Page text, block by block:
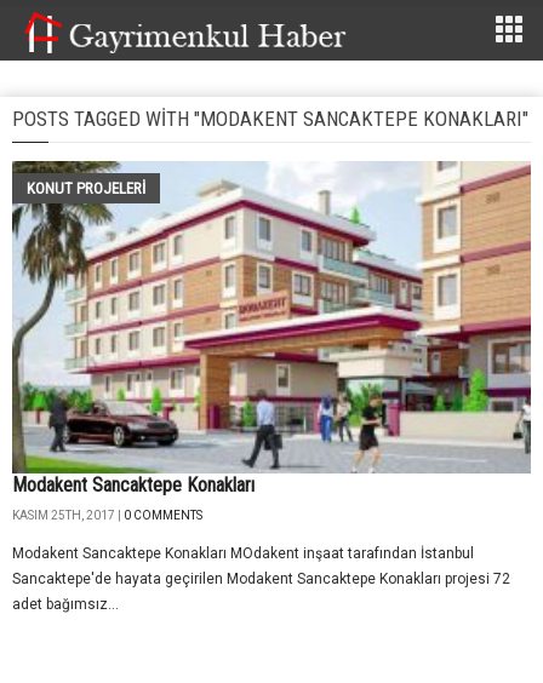
POSTS TAGGED WITH "MODAKENT SANCAKTEPE KONAKLARI"
KONUT PROJELERI
Modakent Sancaktepe Konakları
KASIM 25TH, 2017 | 0 COMMENTS
Modakent Sancaktepe Konakları MOdakent inşaat tarafından İstanbul
Sancaktepe'de hayata geçirilen Modakent Sancaktepe Konakları projesi 72
adet bağımsız...